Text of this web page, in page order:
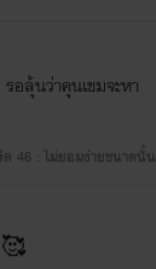
ลุ้นว่าคุนเขมจะหา
ดี้การ์ด 46 : ไม่ยอมง่ายขนาดนั้น
🥰